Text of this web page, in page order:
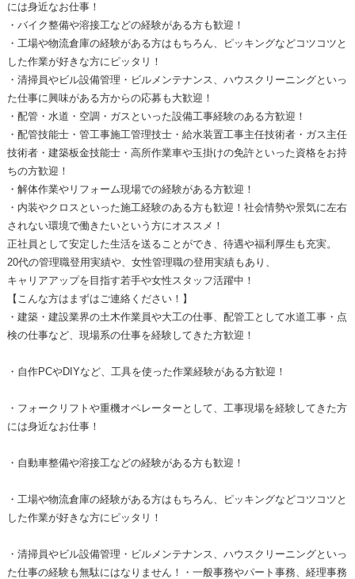
には身近なお仕事！
・バイク整備や溶接工などの経験がある方も歓迎！
・工場や物流倉庫の経験がある方はもちろん、ピッキングなどコツコツと
した作業が好きな方にピッタリ！
・清掃員やビル設備管理・ビルメンテナンス、ハウスクリーニングといっ
た仕事に興味がある方からの応募も大歓迎！
・配管・水道・空調・ガスといった設備工事経験のある方歓迎！
・配管技能士・管工事施工管理技士・給水装置工事主任技術者・ガス主任
技術者・建築板金技能士・高所作業車や玉掛けの免許といった資格をお持
ちの方歓迎！
・解体作業やリフォーム現場での経験がある方歓迎！
・内装やクロスといった施工経験のある方も歓迎！社会情勢や景気に左右
されない環境で働きたいという方にオススメ！
正社員として安定した生活を送ることができ、待遇や福利厚生も充実。
20代の管理職登用実績や、女性管理職の登用実績もあり、
キャリアアップを目指す若手や女性スタッフ活躍中！
【こんな方はまずはご連絡ください！】
・建築・建設業界の土木作業員や大工の仕事、配管工として水道工事・点
検の仕事など、現場系の仕事を経験してきた方歓迎！
・自作PCやDIYなど、工具を使った作業経験がある方歓迎！
・フォークリフトや重機オペレーターとして、工事現場を経験してきた方
には身近なお仕事！
・自動車整備や溶接工などの経験がある方も歓迎！
・工場や物流倉庫の経験がある方はもちろん、ピッキングなどコツコツと
した作業が好きな方にピッタリ！
・清掃員やビル設備管理・ビルメンテナンス、ハウスクリーニングといっ
た仕事の経験も無駄にはなりません！・一般事務やパート事務、経理事務